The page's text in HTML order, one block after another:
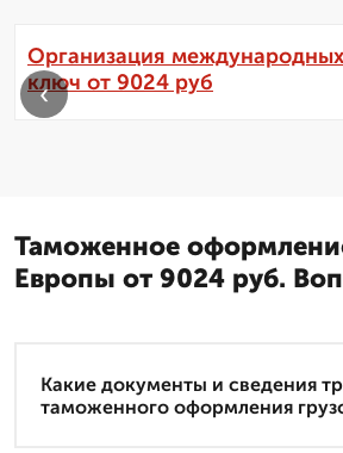
Организация
ключ от 9024 руб
‹
Таможенное
Европы от 9024 руб.
Какие документы и сведения
таможенного оформления